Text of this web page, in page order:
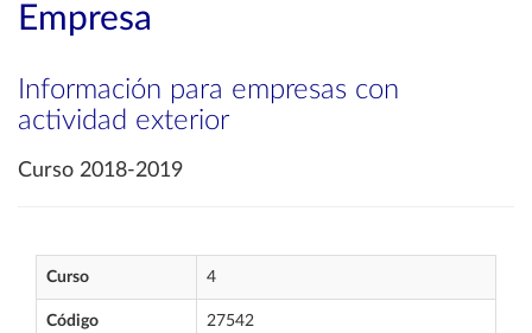
Empresa
Información para empresas con
actividad exterior
Curso 2018-2019
Curso 4
Código 27542